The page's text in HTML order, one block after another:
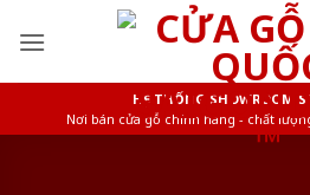
HỆ THỐNG SHOWROOM
Nơi bán cửa gỗ chính hãng - chất